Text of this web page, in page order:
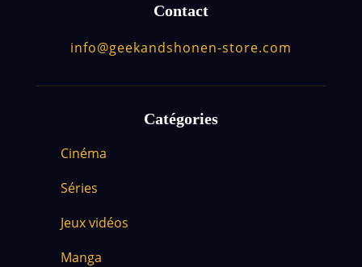
Contact
info@geekandshonen-store.com
Catégories
Cinéma
Séries
Jeux vidéos
Manga